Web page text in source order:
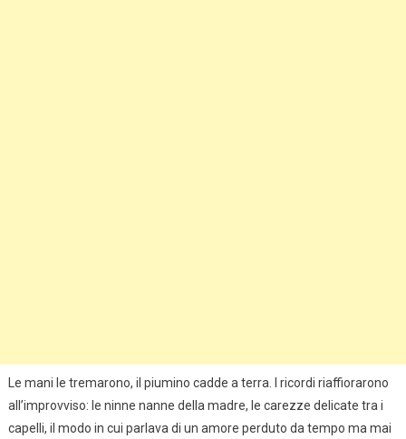
Le mani le tremarono, il piumino cadde a terra. I ricordi riaffiorarono
all’improvviso: le ninne nanne della madre, le carezze delicate tra i
capelli, il modo in cui parlava di un amore perduto da tempo ma mai